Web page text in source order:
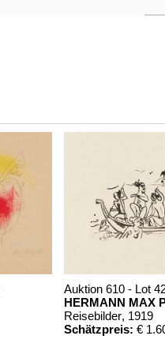
Auktion 610 - Lot
HERMANN MAX
Reisebilder, 1919
Schätzpreis: €